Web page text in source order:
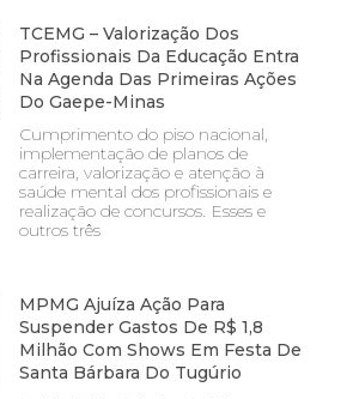
TCEMG – Valorização Dos
Profissionais Da Educação Entra
Na Agenda Das Primeiras Ações
Do Gaepe-Minas
Cumprimento do piso nacional,
implementação de planos de
carreira, valorização e atenção à
saúde mental dos profissionais e
realização de concursos. Esses e
outros três
MPMG Ajuíza Ação Para
Suspender Gastos De R$ 1,8
Milhão Com Shows Em Festa De
Santa Bárbara Do Tugúrio